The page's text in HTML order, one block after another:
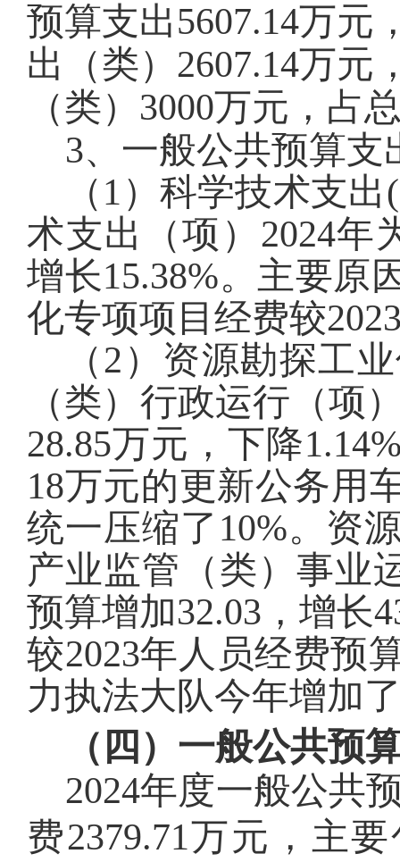
预算支出5607.14万元
出（类） 2607.14万元
（类）3000万元，占
3、一般公共预算支
（1）科学技术支
术支出（项）2024年
增长15.38%。主要原
化专项项目 经费较
（2） 资源勘探工
（类）行政运行（项
28.85万元，下降
18万元的更新公务用
统一压缩了10%。 资
产业监管（类） 事业
预算增加32.03，增长
较2023年人员经费预
力执法大队今年增加
（四）一般公共预
2024年度一般公共
费2379.71万元，主